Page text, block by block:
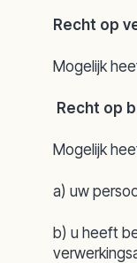
Recht op
Mogelijk
Recht op
Mogelijk
a) uw
b) u heeft